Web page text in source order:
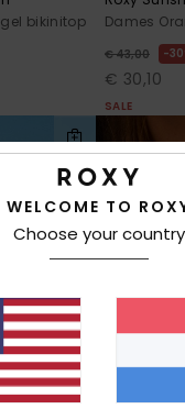
bikinitop
Dames
€ 43,00
€ 30,10
SALE
WELCOME TO
Choose your country